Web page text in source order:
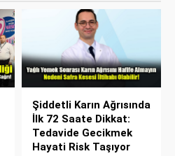
Şiddetli Karın Ağrısında
İlk 72 Saate Dikkat:
Tedavide Gecikmek
Hayati Risk Taşıyor